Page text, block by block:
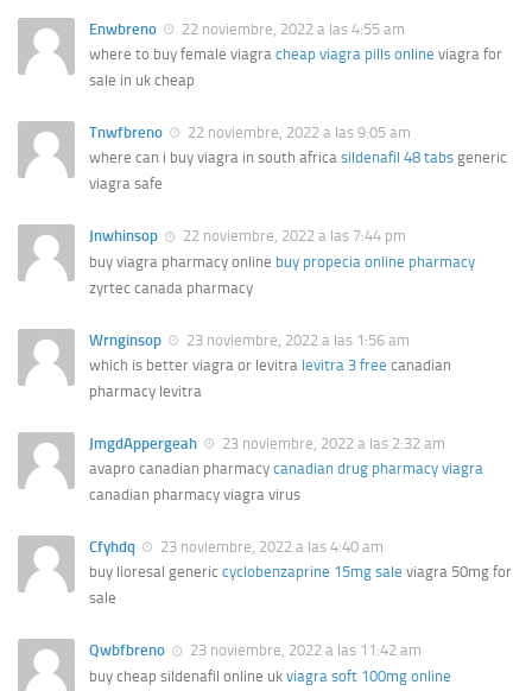
Enwbreno
22 noviembre, 2022 a las 4:55 am
where to buy female viagra cheap viagra pills online viagra for
sale in uk cheap
Tnwfbreno
22 noviembre, 2022 a las 9:05 am
where can i buy viagra in south africa sildenafil 48 tabs generic
viagra safe
Jnwhinsop
22 noviembre, 2022 a las 7:44 pm
buy viagra pharmacy online buy propecia online pharmacy
zyrtec canada pharmacy
Wrnginsop
23 noviembre, 2022 a las 1:56 am
which is better viagra or levitra levitra 3 free canadian
pharmacy levitra
JmgdAppergeah
23 noviembre, 2022 a las 2:32 am
avapro canadian pharmacy canadian drug pharmacy viagra
canadian pharmacy viagra virus
Cfyhdq
23 noviembre, 2022 a las 4:40 am
buy lioresal generic cyclobenzaprine 15mg sale viagra 50mg for
sale
Qwbfbreno
23 noviembre, 2022 a las 11:42 am
buy cheap sildenafil online uk viagra soft 100mg online